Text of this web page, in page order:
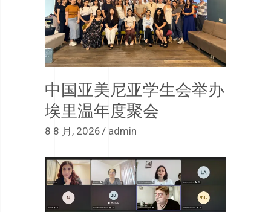
中国亚美尼亚学生会举办
埃里温年度聚会
8 8 月, 2026 admin